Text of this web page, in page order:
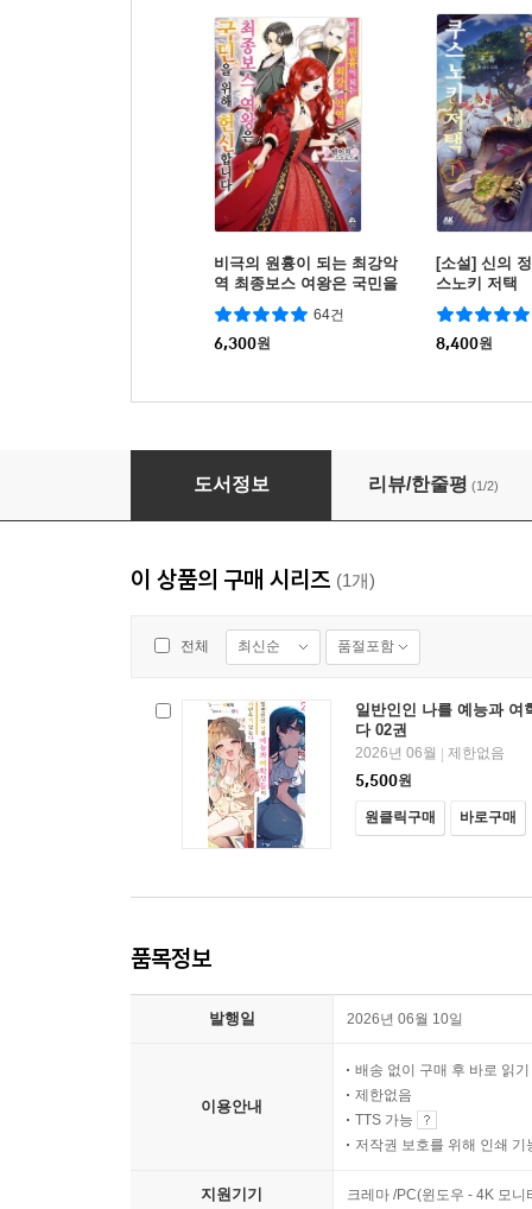
비극의 원흉이 되는 최강악
역 최종보스 여왕은 국민을
위해 헌신합니다
64건
6,300원
[소설] 신의
스노키 저택
8,400원
일반인인 나를 예능과 여학생들이 가만두지 않
도서정보 리뷰/한줄평 (1/2)
이 상품의 구매 시리즈 (1개)
전체 최신순 품절포함
일반인인 나를 예능과 여
다 02권
2026년 06월
제한없음
5,500원
원클릭구매 바로구매
품목정보
발행일 2026년 06월 10일
이용안내
배송 없이 구매 후 바로 읽기
제한없음
TTS 가능
저작권 보호를 위해 인쇄 기
지원기기 크레마 /PC(윈도우 - 4K 모